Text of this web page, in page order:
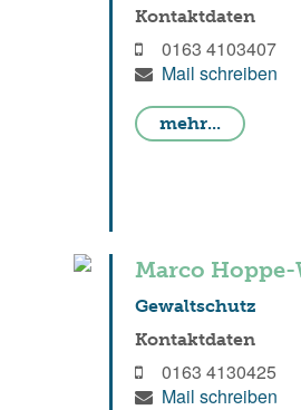
Kontaktdaten
0163 4103407
Mail schreiben
mehr...
Marco
Gewaltschutz
Kontaktdaten
0163 4130425
Mail schreiben